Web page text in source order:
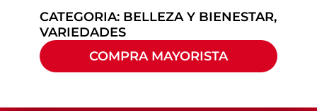
CATEGORIA: BELLEZA Y BIENESTAR,
VARIEDADES
COMPRA MAYORISTA